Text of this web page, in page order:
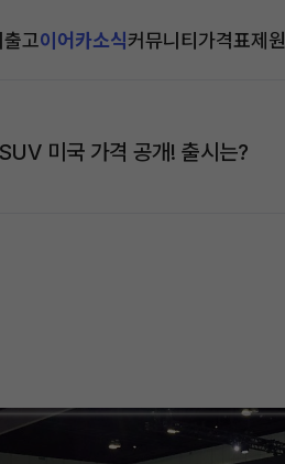
고이어카소식커뮤니티가격표제원
미국 가격 공개! 출시는?